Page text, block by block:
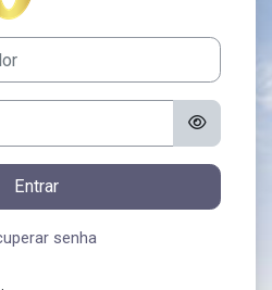
Entrar
senha